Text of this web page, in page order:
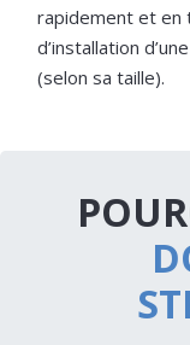
rapidement et en
d’installation
(selon sa taille).